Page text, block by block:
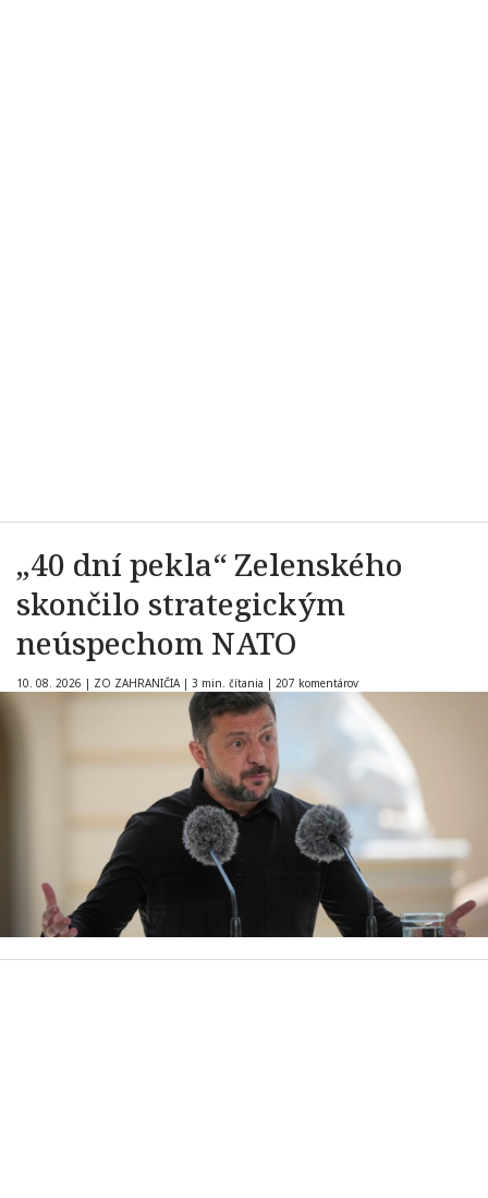
„40 dní pekla“ Zelenského
skončilo strategickým
neúspechom NATO
10. 08. 2026 | ZO ZAHRANIČIA | 3 min. čítania | 207 komentárov